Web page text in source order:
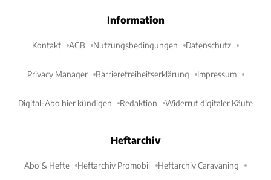
Information
Kontakt AGB Nutzungsbedingungen Datenschutz
Privacy Manager Barrierefreiheitserklärung Impressum
Digital-Abo hier kündigen Redaktion Widerruf digitaler Käufe
Heftarchiv
Abo & Hefte Heftarchiv Promobil Heftarchiv Caravaning